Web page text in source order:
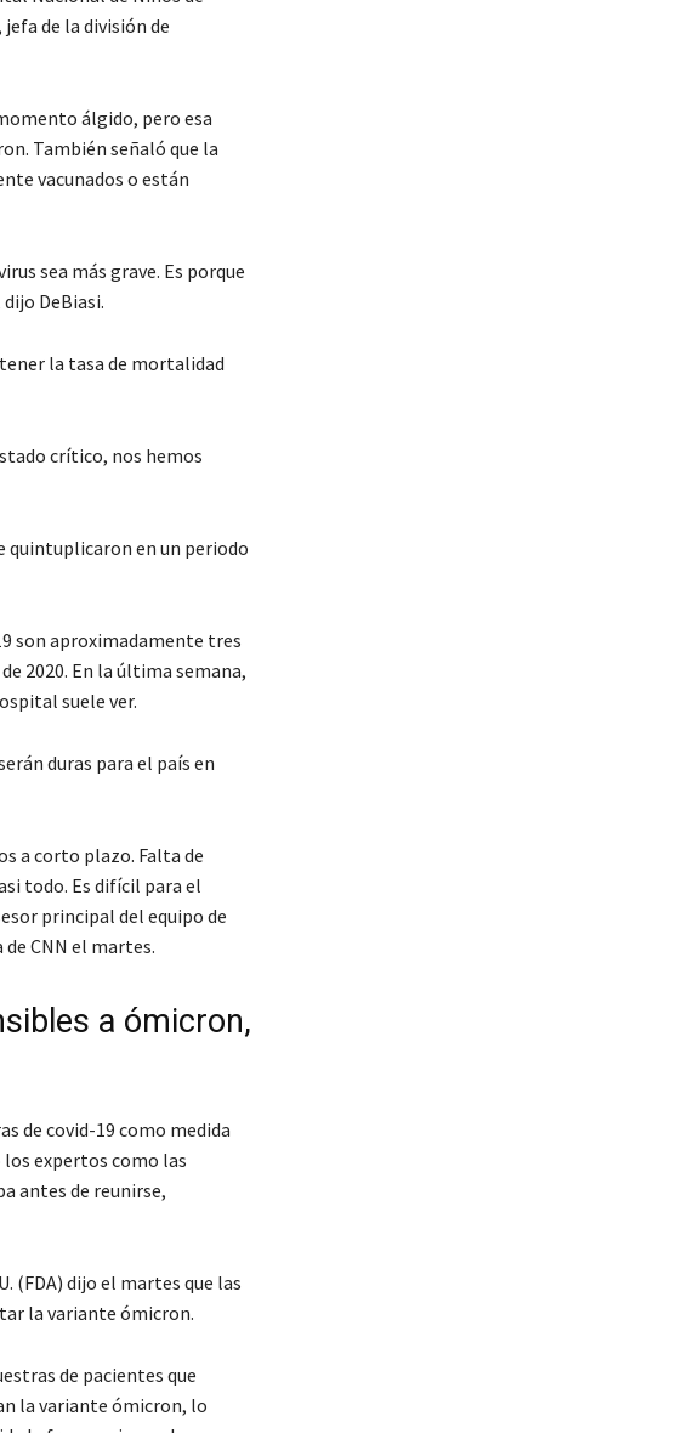
de la división de
álgido, pero esa
También señaló que la
vacunados o están
sea más grave. Es porque
DeBiasi.
la tasa de mortalidad
crítico, nos hemos
quintuplicaron en un periodo
son aproximadamente tres
2020. En la última semana,
suele ver.
duras para el país en
a corto plazo. Falta de
todo. Es difícil para el
principal del equipo de
CNN el martes.
a ómicron,
de covid-19 como medida
expertos como las
antes de reunirse,
(FDA) dijo el martes que las
la variante ómicron.
de pacientes que
la variante ómicron, lo